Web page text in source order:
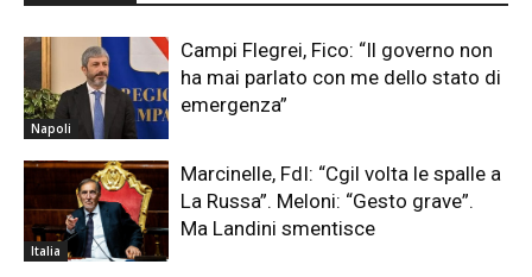
Napoli
Campi Flegrei, Fico: “Il governo non
ha mai parlato con me dello stato di
emergenza”
Italia
Marcinelle, FdI: “Cgil volta le spalle a
La Russa”. Meloni: “Gesto grave”.
Ma Landini smentisce